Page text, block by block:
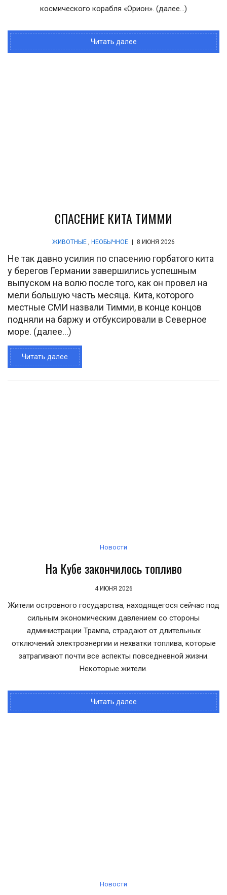
космического корабля «Орион». (далее…)
Читать далее
СПАСЕНИЕ КИТА ТИММИ
ЖИВОТНЫЕ , НЕОБЫЧНОЕ 8 ИЮНЯ 2026
Не так давно усилия по спасению горбатого кита
у берегов Германии завершились успешным
выпуском на волю после того, как он провел на
мели большую часть месяца. Кита, которого
местные СМИ назвали Тимми, в конце концов
подняли на баржу и отбуксировали в Северное
море. (далее…)
Читать далее
Новости
На Кубе закончилось топливо
4 ИЮНЯ 2026
Жители островного государства, находящегося сейчас под
сильным экономическим давлением со стороны
администрации Трампа, страдают от длительных
отключений электроэнергии и нехватки топлива, которые
затрагивают почти все аспекты повседневной жизни.
Некоторые жители.
Читать далее
Новости